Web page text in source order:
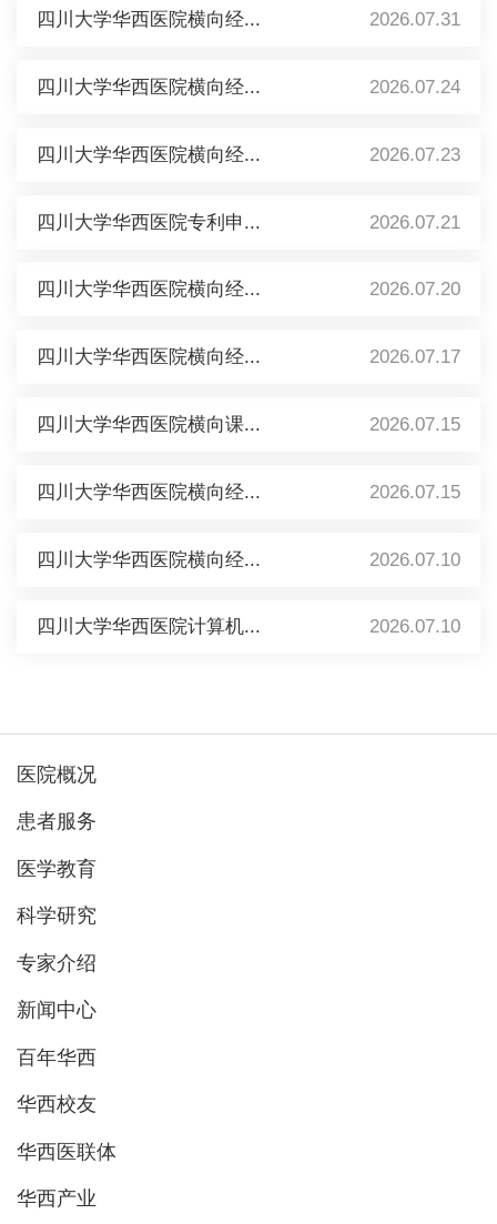
四川大学华西医院横向经... 2026.07.31
四川大学华西医院横向经... 2026.07.24
四川大学华西医院横向经... 2026.07.23
四川大学华西医院专利申... 2026.07.21
四川大学华西医院横向经... 2026.07.20
四川大学华西医院横向经... 2026.07.17
四川大学华西医院横向课... 2026.07.15
四川大学华西医院横向经... 2026.07.15
四川大学华西医院横向经... 2026.07.10
四川大学华西医院计算机... 2026.07.10
医院概况
患者服务
医学教育
科学研究
专家介绍
新闻中心
百年华西
华西校友
华西医联体
华西产业